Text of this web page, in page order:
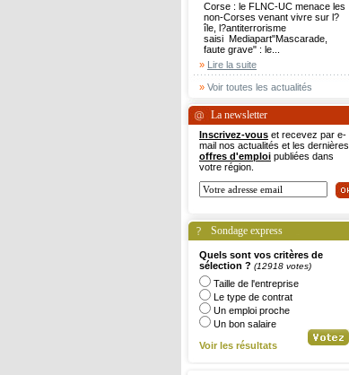
Corse : le FLNC-UC menace les
non-Corses venant vivre sur l?
île, l?antiterrorisme
saisi Mediapart"Mascarade,
faute grave" : le...
» Lire la suite
» Voir toutes les actualités
La newsletter
Inscrivez-vous et recevez par e-
mail nos actualités et les dernières
offres d'emploi publiées dans
votre région.
Sondage express
Quels sont vos critères de
sélection ? (12918 votes)
Taille de l'entreprise
Le type de contrat
Un emploi proche
Un bon salaire
Voir les résultats